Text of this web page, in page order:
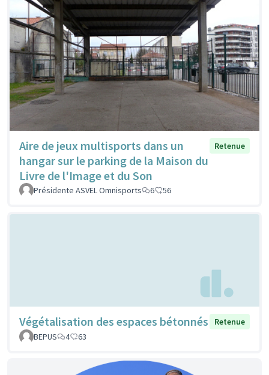
Aire de jeux multisports dans un
hangar sur le parking de la Maison du
Livre de l'Image et du Son
Retenue
Présidente ASVEL Omnisports 6 56
Végétalisation des espaces bétonnés
Retenue
BEPUS
4 63